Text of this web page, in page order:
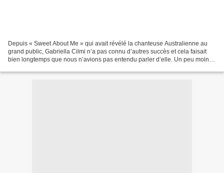
Depuis « Sweet About Me » qui avait révélé la chanteuse Australienne au
grand public, Gabriella Cilmi n’a pas connu d’autres succès et cela faisait
bien longtemps que nous n’avions pas entendu parler d’elle. Un peu moins